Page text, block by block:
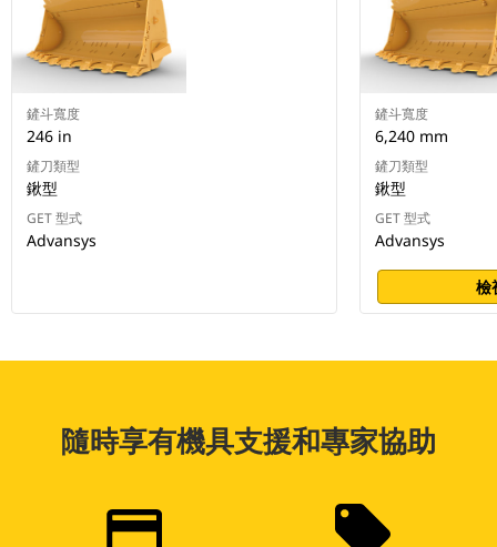
鏟斗寬度
246 in
鏟刀類型
鍬型
GET 型式
Advansys
鏟斗寬度
6,240 mm
鏟刀類型
鍬型
GET 型式
Advansys
檢
隨時享有機具支援和專家協助